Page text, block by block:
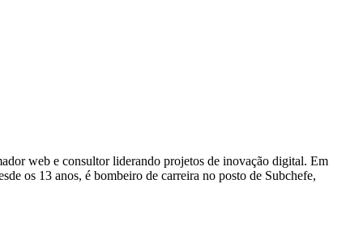
web e consultor liderando projetos de inovação digital. Em
os 13 anos, é bombeiro de carreira no posto de Subchefe,